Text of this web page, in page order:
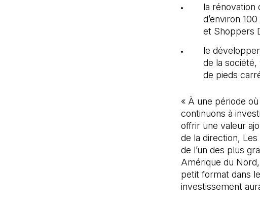
la rénovation
d’environ
et Shoppers
le
de la société,
de pieds
« À une période
continuons à
offrir une valeur
de la direction, Les
de l’un des plus
Amérique du
petit format dans
investissement